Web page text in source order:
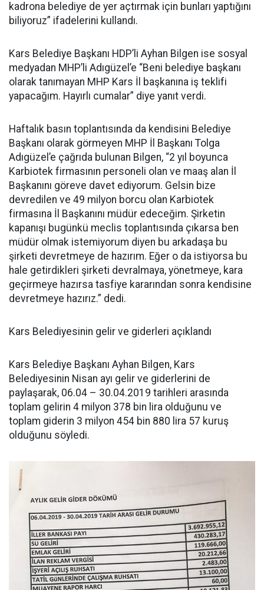
kadrona belediye de yer açtırmak için bunları yaptığını
biliyoruz” ifadelerini kullandı.
Kars Belediye Başkanı HDP’li Ayhan Bilgen ise sosyal
medyadan MHP’li Adıgüzel’e “Beni belediye başkanı
olarak tanımayan MHP Kars İl başkanına iş teklifi
yapacağım. Hayırlı cumalar” diye yanıt verdi.
Haftalık basın toplantısında da kendisini Belediye
Başkanı olarak görmeyen MHP İl Başkanı Tolga
Adıgüzel’e çağrıda bulunan Bilgen, “2 yıl boyunca
Karbiotek firmasının personeli olan ve maaş alan İl
Başkanını göreve davet ediyorum. Gelsin bize
devredilen ve 49 milyon borcu olan Karbiotek
firmasına İl Başkanını müdür edeceğim. Şirketin
kapanışı bugünkü meclis toplantısında çıkarsa ben
müdür olmak istemiyorum diyen bu arkadaşa bu
şirketi devretmeye de hazırım. Eğer o da istiyorsa bu
hale getirdikleri şirketi devralmaya, yönetmeye, kara
geçirmeye hazırsa tasfiye kararından sonra kendisine
devretmeye hazırız.” dedi.
Kars Belediyesinin gelir ve giderleri açıklandı
Kars Belediye Başkanı Ayhan Bilgen, Kars
Belediyesinin Nisan ayı gelir ve giderlerini de
paylaşarak, 06.04 – 30.04.2019 tarihleri arasında
toplam gelirin 4 milyon 378 bin lira olduğunu ve
toplam giderin 3 milyon 454 bin 880 lira 57 kuruş
olduğunu söyledi.